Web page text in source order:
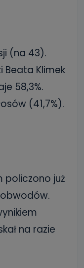
(na 43).
Beata Klimek
58,3%.
(41,7%).
policzono już
obwodów.
na razie